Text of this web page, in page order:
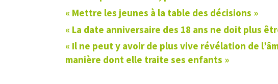
« Mettre les jeunes à la table des décisions »
« La date anniversaire des 18 ans ne doit plus
« Il ne peut y avoir de plus vive révélation de
manière dont elle traite ses enfants »